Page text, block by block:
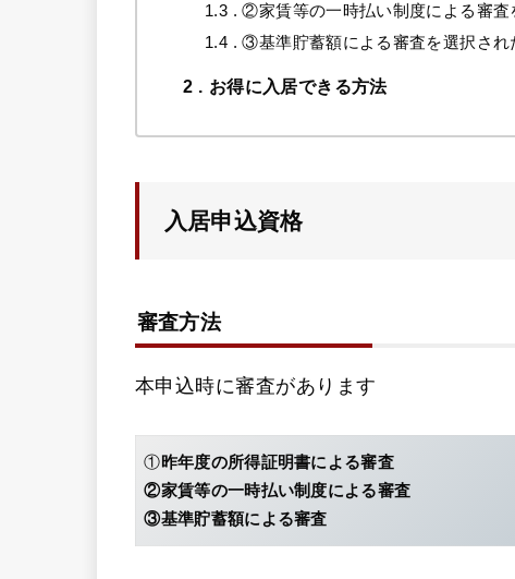
1.3
②家賃等の一時払い制度による審査
1.4
③基準貯蓄額による審査を選択され
2 お得に入居できる方法
入居申込資格
審査方法
本申込時に審査があります
①昨年度の所得証明書による審査
②家賃等の一時払い制度による審査
③基準貯蓄額による審査